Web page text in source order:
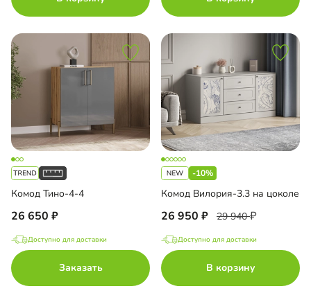
Комод Тино-4-4
26 650
Доступно для доставки
Заказать
-10%
Комод Вилория-3.3 на цоколе
26 950 29 940
Доступно для доставки
В корзину